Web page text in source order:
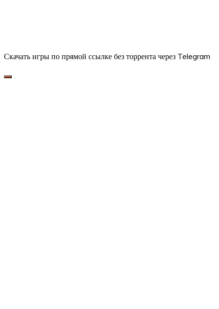
Скачать игры по прямой ссылке без торрента через Telegram